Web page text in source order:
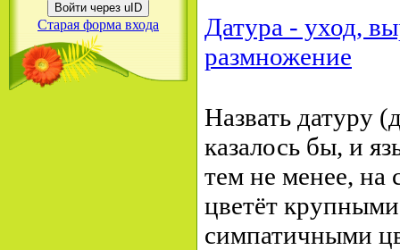
Войти через uID
Старая форма входа
Датура - уход,
размножение
Назвать датуру
казалось бы, и
тем не менее, на
цветёт
симпатичными